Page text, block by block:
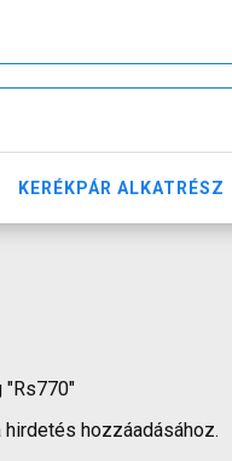
KERÉKPÁR ALKATRÉSZ
"Rs770"
hirdetés hozzáadásához.